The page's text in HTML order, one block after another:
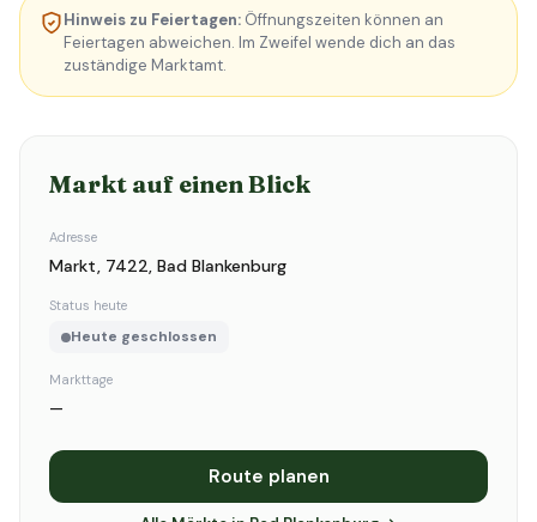
Hinweis zu Feiertagen: Öffnungszeiten können an
Feiertagen abweichen. Im Zweifel wende dich an das
zuständige Marktamt.
Markt auf einen Blick
Adresse
Markt, 7422, Bad Blankenburg
Status heute
Heute geschlossen
Markttage
—
Route planen